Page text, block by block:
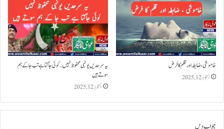
خاموشی ، ضابطہ اور قلم کا فرض
اکتوبر 12, 2025
یہ سرحدیں یونہی محفوظ نہیں… کوئی جاگتا ہے تب جا کے ہم
سوتے ہیں
اکتوبر 12, 2025
جواب دیں